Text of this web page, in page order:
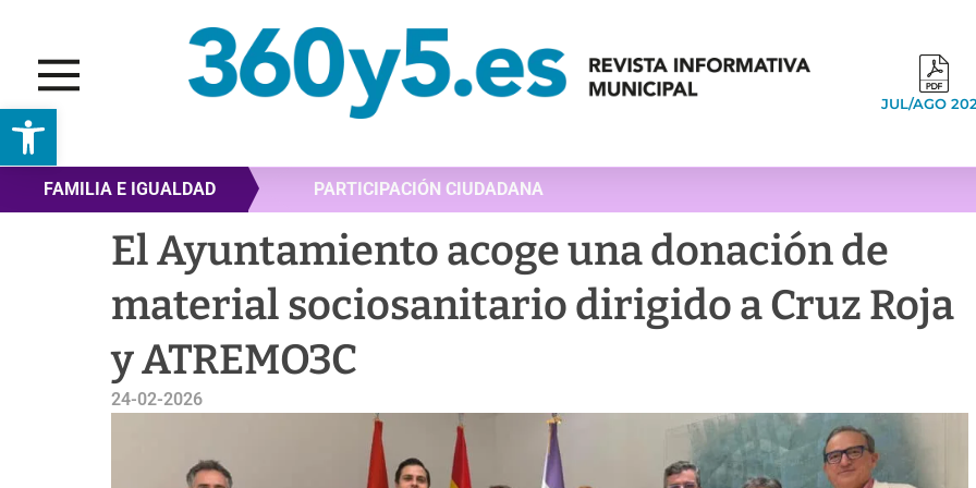
Abrir barra de herramientas JUL/AGO
FAMILIA E IGUALDAD PARTICIPACIÓN CIUDADANA
El Ayuntamiento acoge una donación de
material sociosanitario dirigido a Cruz Roja
y ATREMO3C
24-02-2026